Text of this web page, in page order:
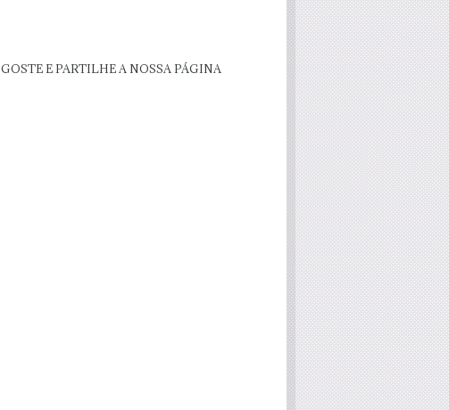
GOSTE E PARTILHE A NOSSA PÁGINA